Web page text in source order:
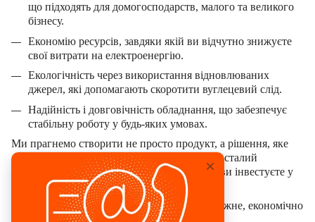
що підходять для домогосподарств, малого та великого
бізнесу.
Економію ресурсів, завдяки якій ви відчутно знижуєте
свої витрати на електроенергію.
Екологічність через використання відновлюваних
джерел, які допомагають скоротити вуглецевий слід.
Надійність і довговічність обладнання, що забезпечує
стабільну роботу у будь-яких умовах.
Ми прагнемо створити не просто продукт, а рішення, яке
стане частиною вашого успіху та внеском у сталий
розвиток. Обираючи Master Service Energy, ви інвестуєте у
своє майбутнє та майбутнє нашої планети.
Давайте разом будувати енергетично незалежне, економічно